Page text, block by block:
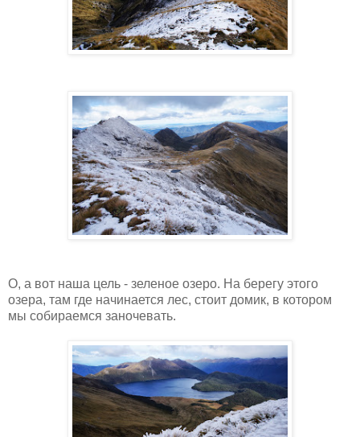
О, а вот наша цель - зеленое озеро. На берегу этого
озера, там где начинается лес, стоит домик, в котором
мы собираемся заночевать.